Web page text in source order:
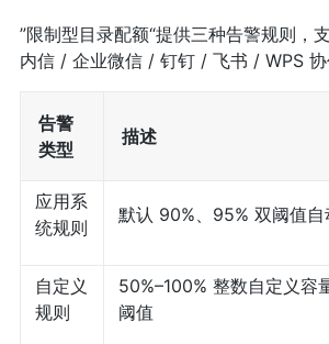
”限制型目录配额“提供三种告警规则，
内信 / 企业微信 / 钉钉 / 飞书 / WPS 协
告警
类型
描述
应用系
统规则
默认 90%、95% 双阈值自
自定义
规则
50%–100% 整数自定义容
阈值